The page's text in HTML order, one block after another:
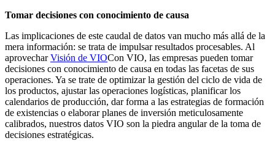
Tomar decisiones con conocimiento de causa
Las implicaciones de este caudal de datos van mucho más allá de la
mera información: se trata de impulsar resultados procesables. Al
aprovecharVisión de VIOCon VIO, las empresas pueden tomar
decisiones con conocimiento de causa en todas las facetas de sus
operaciones. Ya se trate de optimizar la gestión del ciclo de vida de
los productos, ajustar las operaciones logísticas, planificar los
calendarios de producción, dar forma a las estrategias de formación
de existencias o elaborar planes de inversión meticulosamente
calibrados, nuestros datos VIO son la piedra angular de la toma de
decisiones estratégicas.